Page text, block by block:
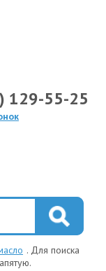
129-55-25
. Для поиска